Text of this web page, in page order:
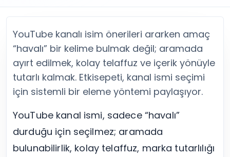
Twitter (X) Takipçi Satın Al
Twitter (X) Video İzlenme Satın Al
Tümünü Gör
YouTube
YouTube Abone Satın Al
YouTube Beğeni Satın Al
YouTube İzlenme Satın Al
YouTube Yorum Satın Al
Facebook
Facebook Beğeni Satın Al
X (Twitter) Ücretsiz Beğeni
Diğer ücretsiz araçlar
Facebook Araçları
LinkedIn Araçları
Spotify Araçları
Telegram Araçları
Twitch Araçları
SoundCloud Araçları
Tümünü Gör
YouTube kanalı isim önerileri ararken amaç
“havalı” bir kelime bulmak değil; aramada
ayırt edilmek, kolay telaffuz ve içerik yönüyle
tutarlı kalmak. Etkisepeti, kanal ismi seçimi
için sistemli bir eleme yöntemi paylaşıyor.
YouTube kanal ismi, sadece “havalı”
durduğu için seçilmez; aramada
bulunabilirlik, kolay telaffuz, marka tutarlılığı